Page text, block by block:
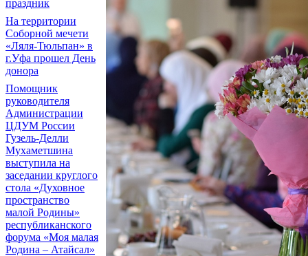
праздник
На территории
Соборной мечети
«Ляля-Тюльпан» в
г.Уфа прошел День
донора
Помощник
руководителя
Администрации
ЦДУМ России
Гузель-Делли
Мухаметшина
выступила на
заседании круглого
стола «Духовное
пространство
малой Родины»
республиканского
форума «Моя малая
Родина – Атайсал»